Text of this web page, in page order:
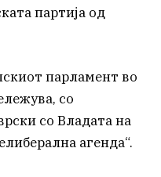
партија од
парламент во
со
со Владата на
агенда“.